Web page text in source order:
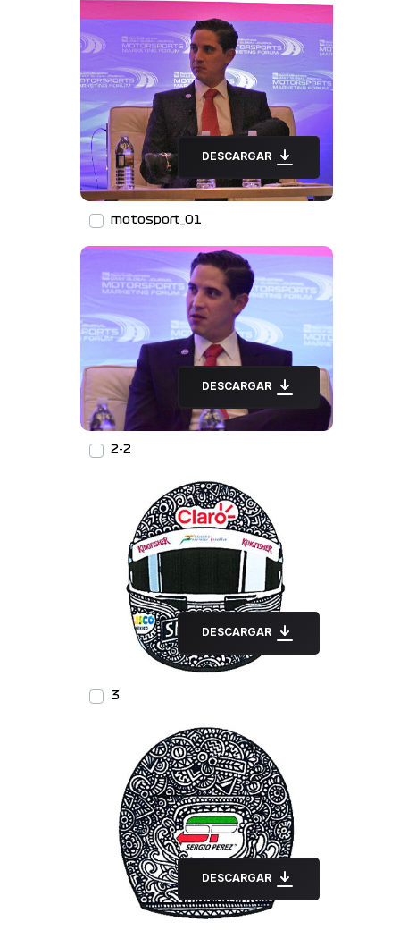
DESCARGAR
motosport_01
DESCARGAR
2-2
DESCARGAR
3
DESCARGAR